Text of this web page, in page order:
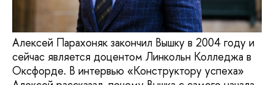
Алексей Парахоняк закончил Вышку в 2004 году и
сейчас является доцентом Линкольн Колледжа в
Оксфорде. В интервью «Конструктору успеха»